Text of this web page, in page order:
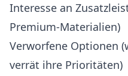
Interesse an
Premium-Materialien)
Verworfene Optionen
verrät ihre Prioritäten)